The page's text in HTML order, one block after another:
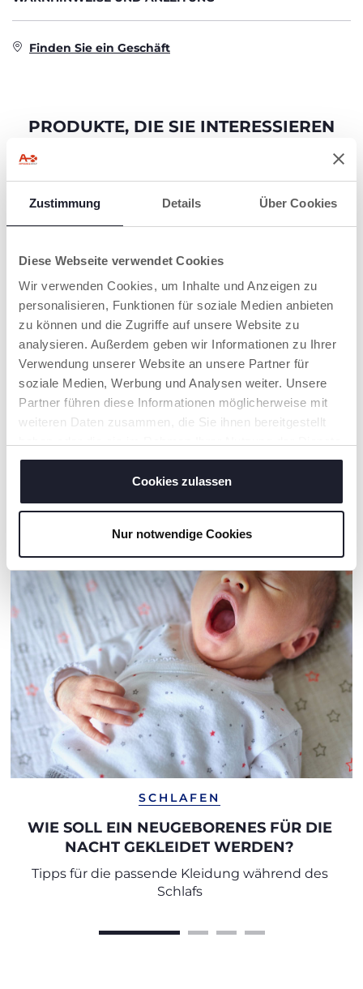
Zustimmung Details Über Cookies
Diese Webseite verwendet Cookies
Wir verwenden Cookies, um Inhalte und Anzeigen zu
personalisieren, Funktionen für soziale Medien anbieten
zu können und die Zugriffe auf unsere Website zu
analysieren. Außerdem geben wir Informationen zu Ihrer
Verwendung unserer Website an unsere Partner für
soziale Medien, Werbung und Analysen weiter. Unsere
Partner führen diese Informationen möglicherweise mit
weiteren Daten zusammen, die Sie ihnen bereitgestellt
gesammelt haben.
Cookies zulassen
Nur notwendige Cookies
Finden Sie ein Geschäft
PRODUKTE, DIE SIE INTERESSIEREN
+ FARBEN
Chicco Next2Me-
Spannbettlaken - Set mit 2
Stück
+ FARBEN
Baumwoll-Spannbettlaken
für das Babybett - 2 Stück
UNSER RAT
SCHLAFEN
WIE SOLL EIN NEUGEBORENES FÜR DIE
NACHT GEKLEIDET WERDEN?
Tipps für die passende Kleidung während des
Schlafs